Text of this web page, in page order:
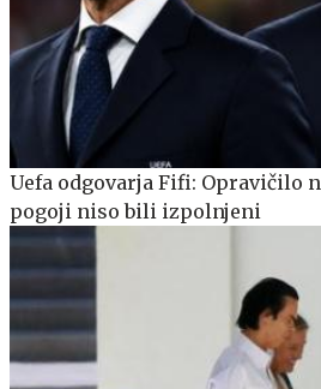
Uefa odgovarja Fifi: Opravičilo
pogoji niso bili izpolnjeni